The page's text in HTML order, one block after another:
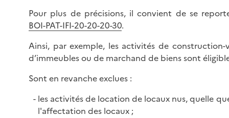
Pour plus de précisions, il convient de se
BOI-PAT-IFI-20-20-20-30.
Ainsi, par exemple, les activités de construction-
d’immeubles ou de marchand de biens sont
Sont en revanche exclues :
les activités de location de locaux nus, quelle
l'affectation des locaux ;